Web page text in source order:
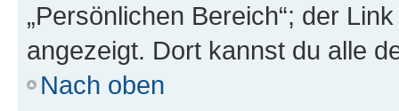
„Persönlichen Bereich“; der
angezeigt. Dort kannst du alle
Nach oben